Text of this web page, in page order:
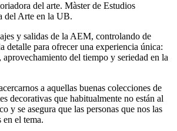
del arte. Màster de Estudios
del Arte en la UB.
y salidas de la AEM, controlando de
detalle para ofrecer una experiencia única:
del tiempo y seriedad en la
a aquellas buenas colecciones de
decorativas que habitualmente no están al
y se asegura que las personas que nos las
en el tema.